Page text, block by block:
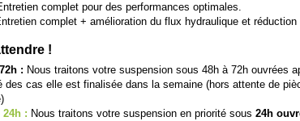
complet pour des performances optimales.
complet + amélioration du flux hydraulique et
!
: Nous traitons votre suspension sous 48h à 72h ouvrées
des cas elle est finalisée dans la semaine (hors attente de
: Nous traitons votre suspension en priorité sous 24h